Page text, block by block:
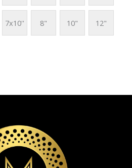
7x10'' 8" 10" 12"